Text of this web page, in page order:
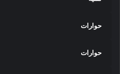
حوارات
حوارات